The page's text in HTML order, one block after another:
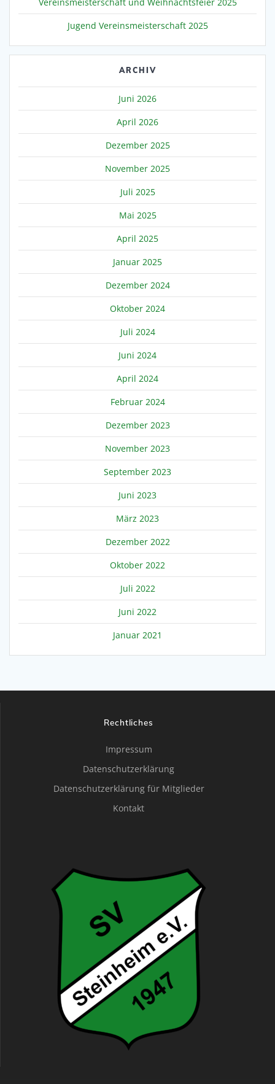
Jugend Vereinsmeisterschaft 2025
ARCHIV
Juni 2026
April 2026
Dezember 2025
November 2025
Juli 2025
Mai 2025
April 2025
Januar 2025
Dezember 2024
Oktober 2024
Juli 2024
Juni 2024
April 2024
Februar 2024
Dezember 2023
November 2023
September 2023
Juni 2023
März 2023
Dezember 2022
Oktober 2022
Juli 2022
Juni 2022
Januar 2021
Rechtliches
Impressum
Datenschutzerklärung
Datenschutzerklärung für Mitglieder
Kontakt